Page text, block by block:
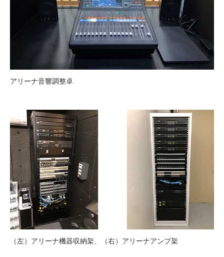
アリーナ音響調整卓
（左）アリーナ機器収納架、（右）アリーナアンプ架